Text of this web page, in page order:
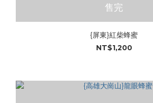
售完
{屏東}紅柴蜂蜜
NT$1,200